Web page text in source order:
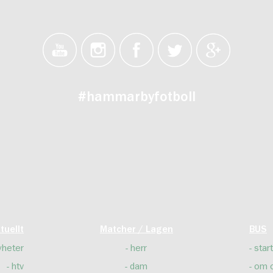
#hammarbyfotboll
htv
Matcher / Lagen
herr
dam
BUS
start
om